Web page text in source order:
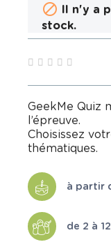
 Il n'y a
stock.
GeekMe Quiz
l’épreuve.
Choisissez
thématiques.
à partir
de 2 à